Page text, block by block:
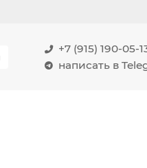
+7 (915) 190-05-
написать в